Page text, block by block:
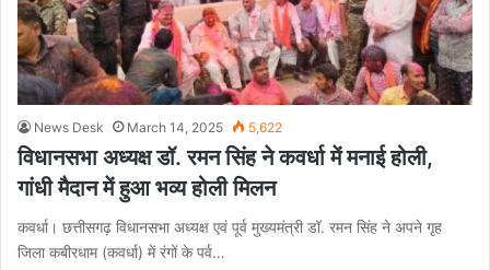
News Desk March 14, 2025 5,622
विधानसभा अध्यक्ष डॉ. रमन सिंह ने कवर्धा में मनाई होली,
गांधी मैदान में हुआ भव्य होली मिलन
कवर्धा। छत्तीसगढ़ विधानसभा अध्यक्ष एवं पूर्व मुख्यमंत्री डॉ. रमन सिंह ने अपने गृह
जिला कबीरधाम (कवर्धा) में रंगों के पर्व…